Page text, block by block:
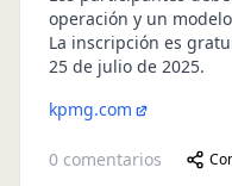
operación y un
La inscripción es
25 de julio de 2025.
kpmg.com
0 comentarios